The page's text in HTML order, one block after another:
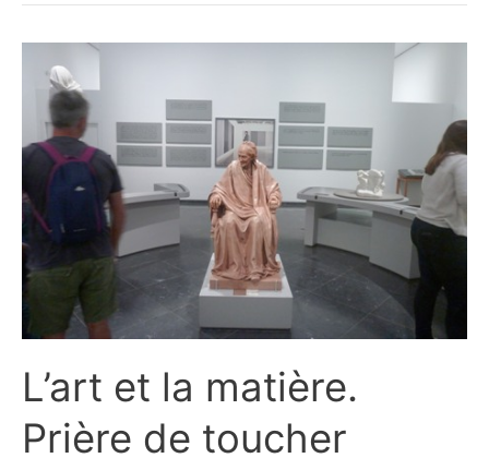
L’art et la matière.
Prière de toucher